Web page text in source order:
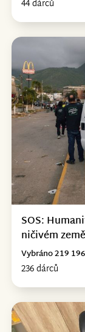
44 dárců
SOS:
ničivém
236 dárců
Vybráno 219